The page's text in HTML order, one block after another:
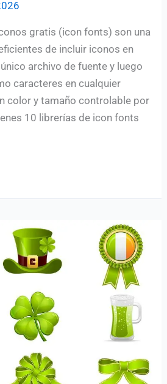
gratis (icon fonts) son una
de incluir iconos en
archivo de fuente y luego
caracteres en cualquier
color y tamaño controlable por
10 librerías de icon fonts